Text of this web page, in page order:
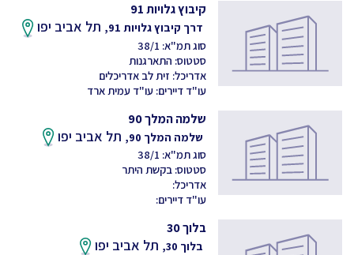
קיבוץ גלויות 91
דרך קיבוץ גלויות 91, תל אביב יפו
סוג תמ"א: 38/1
סטטוס: התארגנות
אדריכל: זית לב אדריכלים
עו"ד דיירים: עו"ד עמית ארד
שלמה המלך 90
שלמה המלך 90, תל אביב יפו
סוג תמ"א: 38/1
סטטוס: בקשת היתר
אדריכל:
עו"ד דיירים:
בלוך 30
בלוך 30, תל אביב יפו